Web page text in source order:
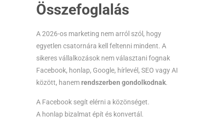
Összefoglalás
A 2026-os marketing nem arról szól, hogy
egyetlen csatornára kell feltenni mindent. A
sikeres vállalkozások nem választani fognak
Facebook, honlap, Google, hírlevél, SEO vagy AI
között, hanemrendszerben gondolkodnak.
A Facebook segít elérni a közönséget.
A honlap bizalmat épít és konvertál.